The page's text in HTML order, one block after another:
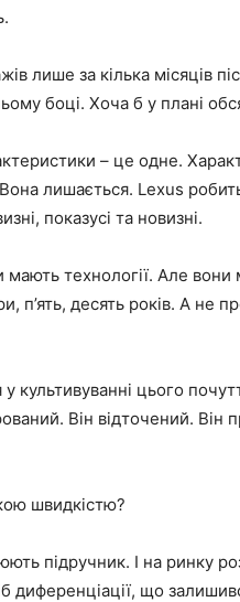
лише за кілька місяців
боці. Хоча б у плані
– це одне.
лишається. Lexus
показусі та новизні.
технології. Але
п’ять, десять років. А не
культивуванні цього
Він відточений. Він
швидкістю?
підручник. І на ринку
диференціації, що